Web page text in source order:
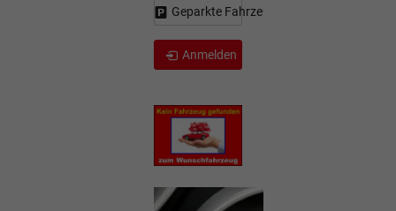
Geparkte Fahrzeuge (
Anmelden